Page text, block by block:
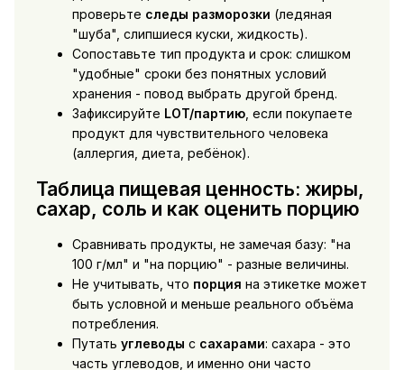
проверьте следы разморозки (ледяная
"шуба", слипшиеся куски, жидкость).
Сопоставьте тип продукта и срок: слишком
"удобные" сроки без понятных условий
хранения - повод выбрать другой бренд.
Зафиксируйте LOT/партию, если покупаете
продукт для чувствительного человека
(аллергия, диета, ребёнок).
Таблица пищевая ценность: жиры,
сахар, соль и как оценить порцию
Сравнивать продукты, не замечая базу: "на
100 г/мл" и "на порцию" - разные величины.
Не учитывать, что порция на этикетке может
быть условной и меньше реального объёма
потребления.
Путать углеводы с сахарами: сахара - это
часть углеводов, и именно они часто